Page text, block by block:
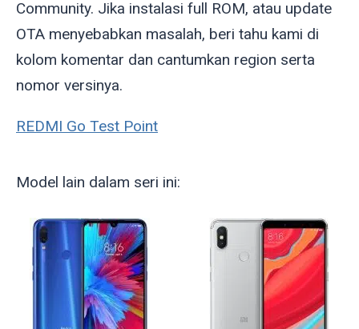
Community. Jika instalasi full ROM, atau update
OTA menyebabkan masalah, beri tahu kami di
kolom komentar dan cantumkan region serta
nomor versinya.
REDMI Go Test Point
Model lain dalam seri ini: